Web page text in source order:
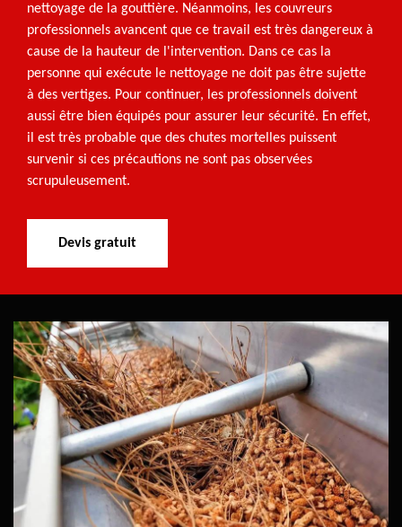
nettoyage de la gouttière. Néanmoins, les couvreurs
professionnels avancent que ce travail est très dangereux à
cause de la hauteur de l'intervention. Dans ce cas la
personne qui exécute le nettoyage ne doit pas être sujette
à des vertiges. Pour continuer, les professionnels doivent
aussi être bien équipés pour assurer leur sécurité. En effet,
il est très probable que des chutes mortelles puissent
survenir si ces précautions ne sont pas observées
scrupuleusement.
Devis gratuit